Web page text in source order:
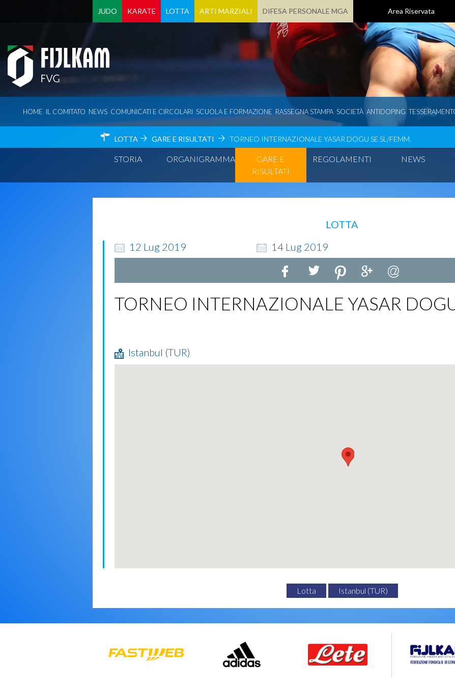
JUDO KARATE LOTTA ARTI MARZIALI DIFESA PERSONALE MGA Area Riservata
HOME IL COMITATO NEWS COMUNICATI E CIRCOLARI SCUOLA E FORMAZIONE RASSEGNA STAMPA SOCIETÀ ANTIDOPING
LOTTA GARE E RISULTATI TORNEO INTERNAZIONALE YASAR DOGU SE SL/FEMM.
STORIA ORGANIGRAMMA
GARE E
RISULTATI
REGOLAMENTI NEWS
LOTTA
12 Lug 2019 14 Lug 2019
TORNEO INTERNAZIONALE YASAR
Istanbul (TUR)
Lotta Istanbul (TUR)